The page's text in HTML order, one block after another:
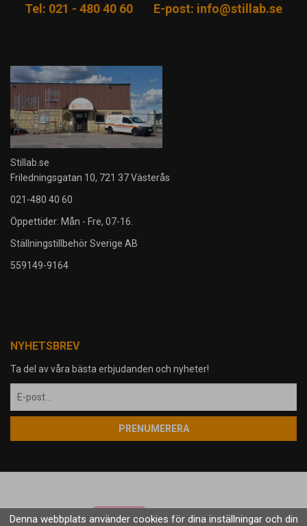
Tel: 021 - 480 40 60
E-post: info@stillab.se
Stillab.se
Friledningsgatan 10, 721 37 Västerås
021-480 40 60
Öppettider: Mån - Fre, 07-16.
Ställningstillbehör Sverige AB
559149-9164
NYHETSBREV
Ta del av våra bästa erbjudanden och nyheter!
PRENUMERERA
Denna webbplats använder cookies för dina inställningar och din